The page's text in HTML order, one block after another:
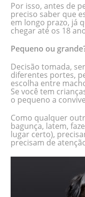
Por isso, antes de
preciso saber que
em longo prazo, já
chegar até os 18
Pequeno ou
Decisão tomada,
diferentes portes,
escolha entre
Se você tem
o pequeno a
Como qualquer
bagunça, latem,
lugar certo),
precisam de